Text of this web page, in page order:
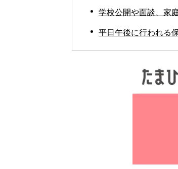
学校公開や面談、家
平日午後に行われる